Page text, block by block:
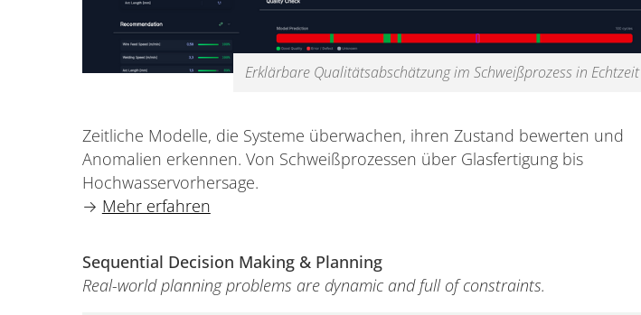
Erklärbare Qualitätsabschätzung im Schweißprozess in Echtzeit
Zeitliche Modelle, die Systeme überwachen, ihren Zustand bewerten und
Anomalien erkennen. Von Schweißprozessen über Glasfertigung bis
Hochwasservorhersage.
→ Mehr erfahren
Sequential Decision Making & Planning
Real-world planning problems are dynamic and full of constraints.